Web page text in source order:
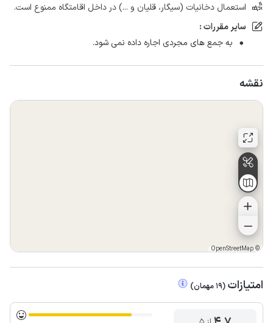
استعمال دخانیات (سیگار، قلیان و ...) در داخل اقامتگاه ممنوع است.
سایر مقررات :
به جمع های مجردی اجاره داده نمی شود.
نقشه
©
OpenStreetMap
امتیازات (
19 مهمان)